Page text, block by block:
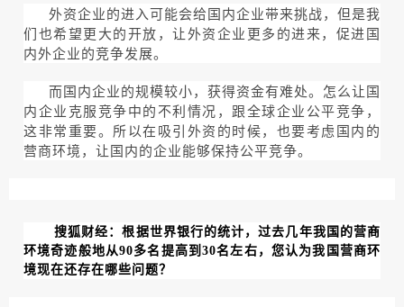
外资企业的进入可能会给国内企业带来挑战，但是我
们也希望更大的开放，让外资企业更多的进来，促进国
内外企业的竞争发展。
而国内企业的规模较小，获得资金有难处。怎么让国
内企业克服竞争中的不利情况，跟全球企业公平竞争，
这非常重要。所以在吸引外资的时候，也要考虑国内的
营商环境，让国内的企业能够保持公平竞争。
搜狐财经：根据世界银行的统计，过去几年我国的营商
环境奇迹般地从90多名提高到30名左右，您认为我国营商环
境现在还存在哪些问题？